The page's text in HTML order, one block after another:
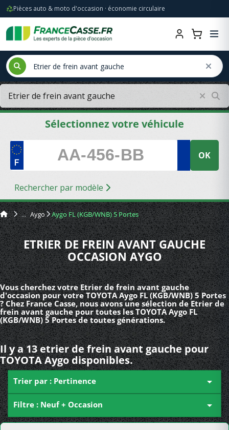
Pièces auto & moto d'occasion · économie circulaire
Sélectionnez votre véhicule
OK
Rechercher par modèle
Aygo Aygo FL (KGB/WNB) 5 Portes
ETRIER DE FREIN AVANT GAUCHE
OCCASION AYGO
Vous cherchez votre Etrier de frein avant gauche
d'occasion pour votre TOYOTA Aygo FL (KGB/WNB) 5 Portes
? Chez France Casse, nous avons une sélection de Etrier de
frein avant gauche pour toutes les TOYOTA Aygo FL
(KGB/WNB) 5 Portes de toutes générations.
Il y a 13 etrier de frein avant gauche pour
TOYOTA Aygo disponibles.
Trier par : Pertinence 
Filtre : Neuf + Occasion 